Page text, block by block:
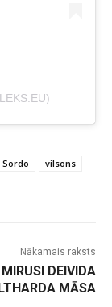
Sordo
vilsons
Nākamais raksts
DEIVIDA
MĀSA